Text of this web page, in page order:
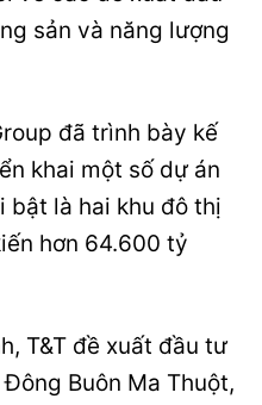
sản và năng lượng
đã trình bày kế
khai một số dự án
bật là hai khu đô thị
hơn 64.600 tỷ
T&T đề xuất đầu tư
Buôn Ma Thuột,